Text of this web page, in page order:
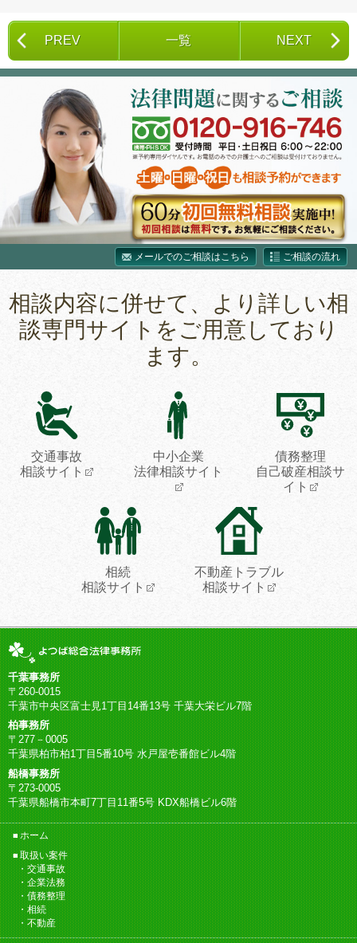
PREV 一覧 NEXT
メールでのご相談はこちら ご相談の流れ
相談内容に併せて、より詳しい相
談専門サイトをご用意しており
ます。
交通事故
相談サイト
中小企業
法律相談サイト
債務整理
自己破産相談サ
イト
相続
相談サイト
不動産トラブル
相談サイト
千葉事務所
〒260-0015
千葉市中央区富士見1丁目14番13号 千葉大栄ビル7階
柏事務所
〒277－0005
千葉県柏市柏1丁目5番10号 水戸屋壱番館ビル4階
船橋事務所
〒273-0005
千葉県船橋市本町7丁目11番5号 KDX船橋ビル6階
ホーム
取扱い案件
交通事故
企業法務
債務整理
相続
不動産